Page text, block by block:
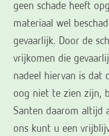
geen schade heeft
materiaal wel
gevaarlijk. Door de
vrijkomen die
nadeel hiervan is dat
oog niet te zien zijn,
Santen daarom altijd
ons kunt u een